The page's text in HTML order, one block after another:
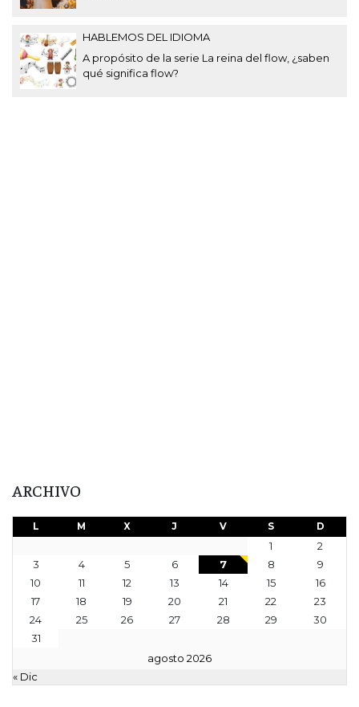
HABLEMOS DEL IDIOMA
A propósito de la serie La reina del flow, ¿saben
qué significa flow?
ARCHIVO
agosto 2026
L M X J V S D
1
2
3
4 5 6 7 8
9
10
11 12 13 14 15
16
17
18 19 20 21 22
23
24
25 26 27 28 29
30
31
« Dic